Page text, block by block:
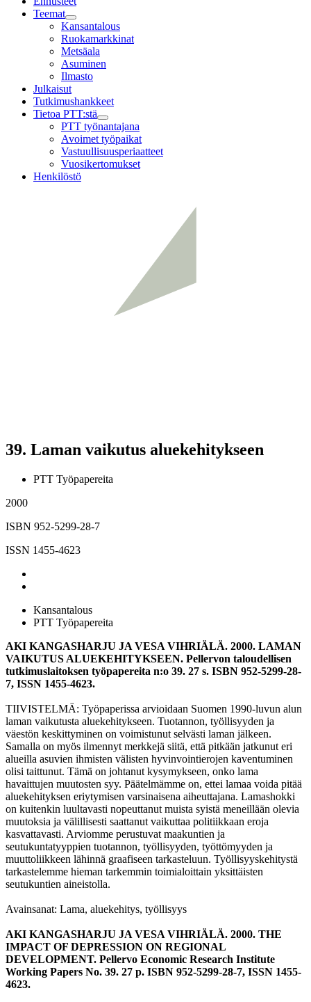
Teemat
Child
menu
Kansantalous
Ruokamarkkinat
Metsäala
Asuminen
Ilmasto
Julkaisut
Tutkimushankkeet
Tietoa PTT:stä
Child
menu
PTT työnantajana
Avoimet työpaikat
Vastuullisuusperiaatteet
Vuosikertomukset
Henkilöstö
39. Laman vaikutus aluekehitykseen
PTT Työpapereita
2000
ISBN 952-5299-28-7
ISSN 1455-4623
Kansantalous
PTT Työpapereita
AKI KANGASHARJU JA VESA VIHRIÄLÄ. 2000. LAMAN
VAIKUTUS ALUEKEHITYKSEEN. Pellervon taloudellisen
tutkimuslaitoksen työpapereita n:o 39. 27 s. ISBN 952-5299-28-
7, ISSN 1455-4623.
TIIVISTELMÄ: Työpaperissa arvioidaan Suomen 1990-luvun alun
laman vaikutusta aluekehitykseen. Tuotannon, työllisyyden ja
väestön keskittyminen on voimistunut selvästi laman jälkeen.
Samalla on myös ilmennyt merkkejä siitä, että pitkään jatkunut eri
alueilla asuvien ihmisten välisten hyvinvointierojen kaventuminen
olisi taittunut. Tämä on johtanut kysymykseen, onko lama
havaittujen muutosten syy. Päätelmämme on, ettei lamaa voida pitää
aluekehityksen eriytymisen varsinaisena aiheuttajana. Lamashokki
on kuitenkin luultavasti nopeuttanut muista syistä meneillään olevia
muutoksia ja välillisesti saattanut vaikuttaa politiikkaan eroja
kasvattavasti. Arviomme perustuvat maakuntien ja
seutukuntatyyppien tuotannon, työllisyyden, työttömyyden ja
muuttoliikkeen lähinnä graafiseen tarkasteluun. Työllisyyskehitystä
tarkastelemme hieman tarkemmin toimialoittain yksittäisten
seutukuntien aineistolla.
Avainsanat: Lama, aluekehitys, työllisyys
AKI KANGASHARJU JA VESA VIHRIÄLÄ. 2000. THE
IMPACT OF DEPRESSION ON REGIONAL
DEVELOPMENT. Pellervo Economic Research Institute
Working Papers No. 39. 27 p. ISBN 952-5299-28-7, ISSN 1455-
4623.